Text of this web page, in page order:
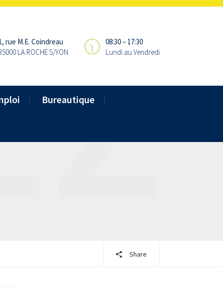
08:30 – 17:30
Lundi au Vendredi
rue M.E. Coindreau
LA ROCHE S/YON
Bureautique
Share